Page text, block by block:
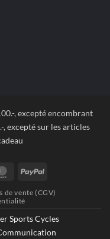
, excepté encombrant
, excepté sur les articles
MasterCardPayPal
de vente (CGV)
Sports Cycles